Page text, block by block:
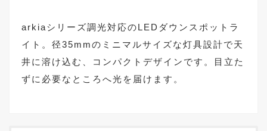
arkiaシリーズ調光対応のLEDダウンスポットラ
イト。径35mmのミニマルサイズな灯具設計で天
井に溶け込む、コンパクトデザインです。目立た
ずに必要なところへ光を届けます。